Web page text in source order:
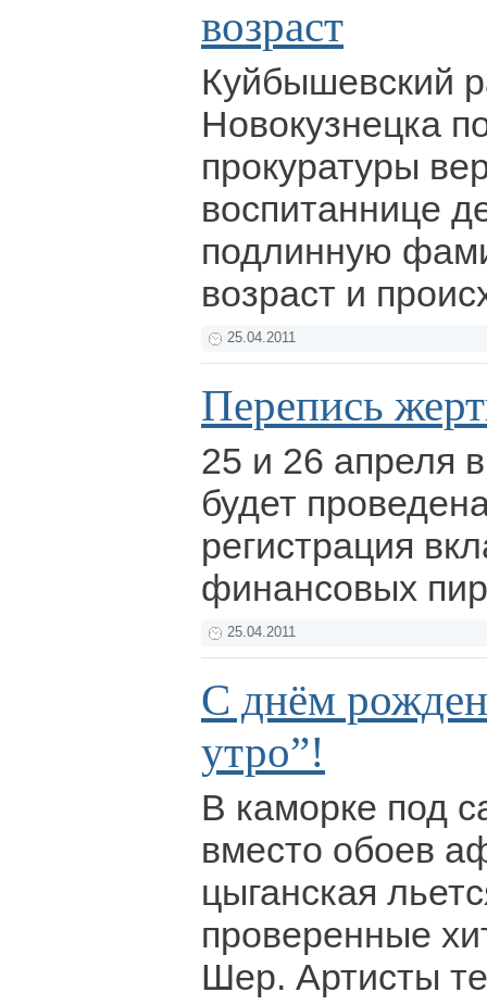
возраст
Куйбышевский
Новокузнецка
прокуратуры
воспитаннице
подлинную
возраст и
25.04.2011
Перепись
25 и 26 апреля
будет
регистрация
финансовых
25.04.2011
С днём
утро”!
В каморке под
вместо обоев
цыганская
проверенные
Шер. Артисты